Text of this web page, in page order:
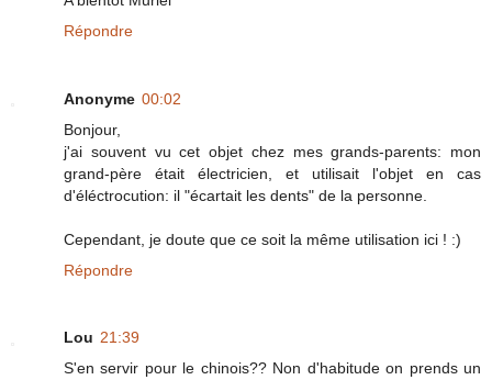
Répondre
Anonyme 00:02
Bonjour,
j'ai souvent vu cet objet chez mes grands-parents: mon
grand-père était électricien, et utilisait l'objet en cas
d'éléctrocution: il "écartait les dents" de la personne.
Cependant, je doute que ce soit la même utilisation ici ! :)
Répondre
Lou 21:39
S'en servir pour le chinois?? Non d'habitude on prends un